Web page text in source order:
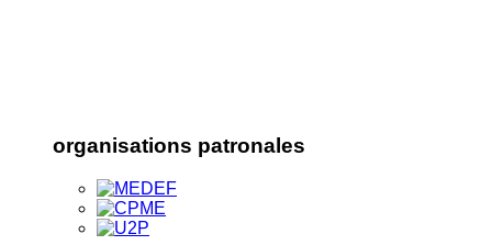
organisations patronales